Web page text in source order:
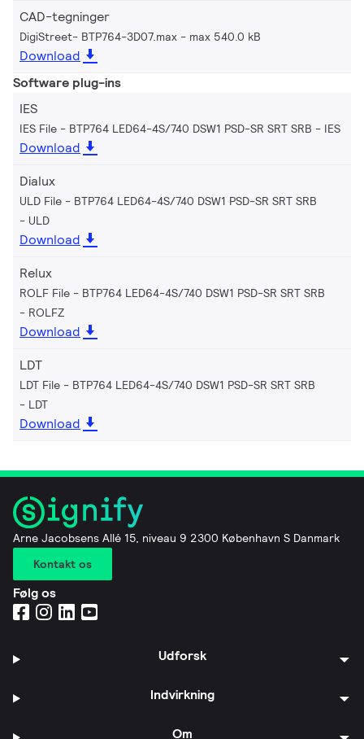
CAD-tegninger
DigiStreet- BTP764-3D07.max max 540.0 kB
Download
Software plug-ins
IES
IES File - BTP764 LED64-4S/740 DSW1 PSD-SR SRT SRB IES
Download
Dialux
ULD File - BTP764 LED64-4S/740 DSW1 PSD-SR SRT SRB
ULD
Download
Relux
ROLF File - BTP764 LED64-4S/740 DSW1 PSD-SR SRT SRB
ROLFZ
Download
LDT
LDT File - BTP764 LED64-4S/740 DSW1 PSD-SR SRT SRB
LDT
Download
Arne Jacobsens Allé 15, niveau 9 2300 København S Danmark
Kontakt os
Følg os
Udforsk
Indvirkning
Om